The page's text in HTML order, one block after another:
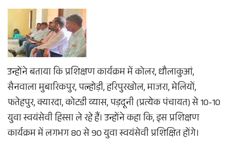
उन्होंने बताया कि प्रशिक्षण कार्यक्रम में कोलर, धौलाकुआं,
सैनवाला मुबारिकपुर, पल्होड़ी, हरिपुरखोल, माजरा, मेलियों,
फतेहपुर, क्यारदा, कोटडी व्यास, पड़दूनी (प्रत्येक पंचायत) से 10-10
युवा स्वयंसेवी हिस्सा ले रहे हैं। उन्होंने कहा कि, इस प्रशिक्षण
कार्यक्रम में लगभग 80 से 90 युवा स्वयंसेवी प्रशिक्षित होंगे।